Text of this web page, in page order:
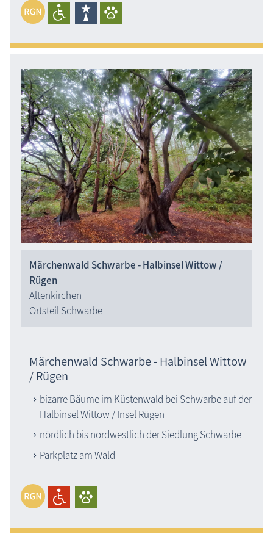
Märchenwald Schwarbe - Halbinsel Wittow /
Rügen
Altenkirchen
Ortsteil Schwarbe
Märchenwald Schwarbe - Halbinsel Wittow
/ Rügen
bizarre Bäume im Küstenwald bei Schwarbe auf der
Halbinsel Wittow / Insel Rügen
nördlich bis nordwestlich der Siedlung Schwarbe
Parkplatz am Wald